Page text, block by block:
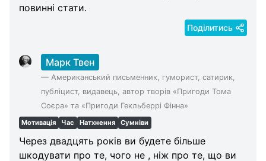
повинні стати.
Поділитись
Марк Твен
— Американський письменник, гуморист, сатирик,
публіцист, видавець, автор творів «Пригоди Тома
Соєра» та «Пригоди Гекльберрі Фінна»
Мотивація Час Натхнення Сумніви
Через двадцять років ви будете більше
шкодувати про те, чого не , ніж про те, що ви